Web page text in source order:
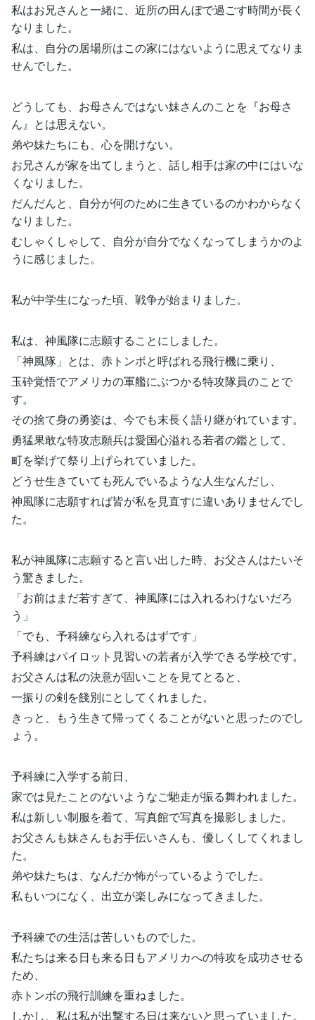
私はお兄さんと一緒に、近所の田んぼで過ごす時間が長く
なりました。
私は、自分の居場所はこの家にはないように思えてなりま
せんでした。
どうしても、お母さんではない妹さんのことを『お母さ
ん』とは思えない。
弟や妹たちにも、心を開けない。
お兄さんが家を出てしまうと、話し相手は家の中にはいな
くなりました。
だんだんと、自分が何のために生きているのかわからなく
なりました。
むしゃくしゃして、自分が自分でなくなってしまうかのよ
うに感じました。
私が中学生になった頃、戦争が始まりました。
私は、神風隊に志願することにしました。
「神風隊」とは、赤トンボと呼ばれる飛行機に乗り、
玉砕覚悟でアメリカの軍艦にぶつかる特攻隊員のことで
す。
その捨て身の勇姿は、今でも末長く語り継がれています。
勇猛果敢な特攻志願兵は愛国心溢れる若者の鑑として、
町を挙げて祭り上げられていました。
どうせ生きていても死んでいるような人生なんだし、
神風隊に志願すれば皆が私を見直すに違いありませんでし
た。
私が神風隊に志願すると言い出した時、お父さんはたいそ
う驚きました。
「お前はまだ若すぎて、神風隊には入れるわけないだろ
う」
「でも、予科練なら入れるはずです」
予科練はパイロット見習いの若者が入学できる学校です。
お父さんは私の決意が固いことを見てとると、
一振りの剣を餞別にとしてくれました。
きっと、もう生きて帰ってくることがないと思ったのでし
ょう。
予科練に入学する前日、
家では見たことのないようなご馳走が振る舞われました。
私は新しい制服を着て、写真館で写真を撮影しました。
お父さんも妹さんもお手伝いさんも、優しくしてくれまし
た。
弟や妹たちは、なんだか怖がっているようでした。
私もいつになく、出立が楽しみになってきました。
予科練での生活は苦しいものでした。
私たちは来る日も来る日もアメリカへの特攻を成功させる
ため、
赤トンボの飛行訓練を重ねました。
しかし、私は私が出撃する日は来ないと思っていました。